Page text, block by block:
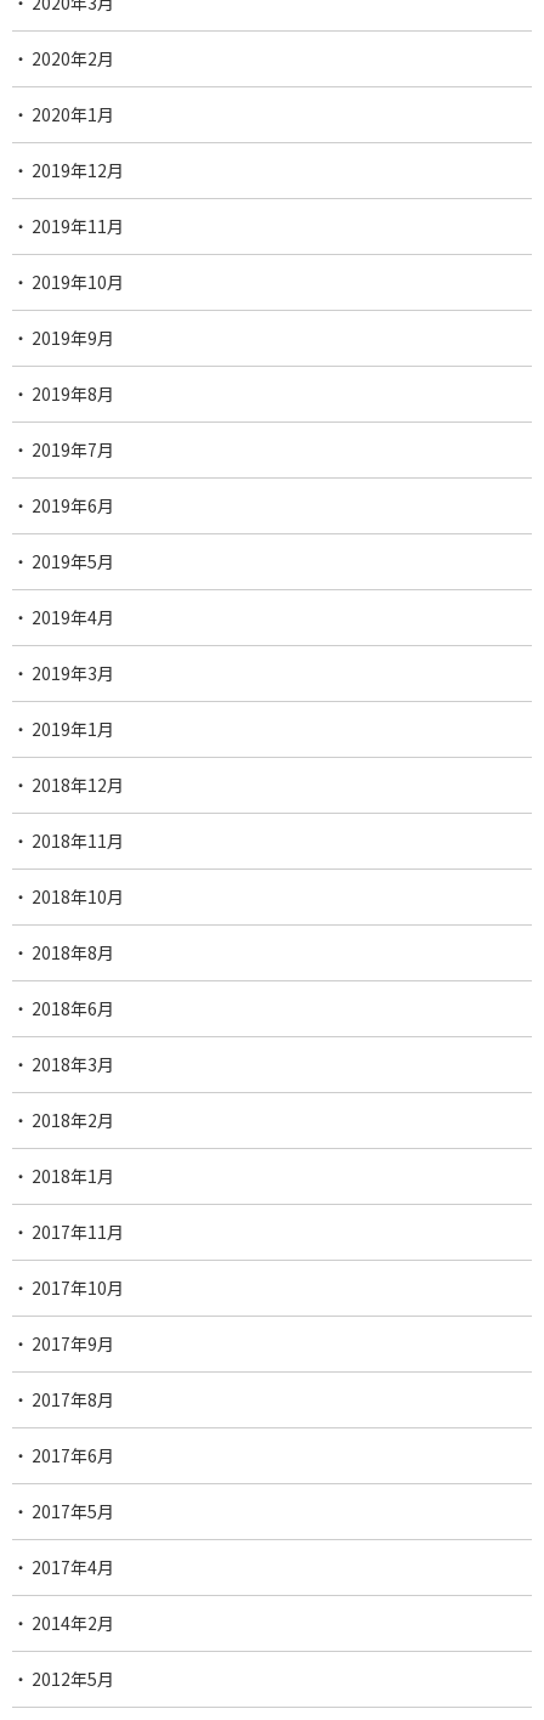
2020年2月
2020年1月
2019年12月
2019年11月
2019年10月
2019年9月
2019年8月
2019年7月
2019年6月
2019年5月
2019年4月
2019年3月
2019年1月
2018年12月
2018年11月
2018年10月
2018年8月
2018年6月
2018年3月
2018年2月
2018年1月
2017年11月
2017年10月
2017年9月
2017年8月
2017年6月
2017年5月
2017年4月
2014年2月
2012年5月